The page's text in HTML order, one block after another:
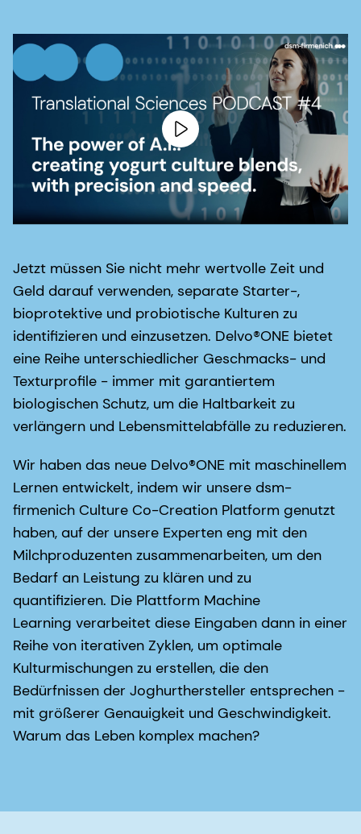
Jetzt müssen Sie nicht mehr wertvolle Zeit und
Geld darauf verwenden, separate Starter-,
bioprotektive und probiotische Kulturen zu
identifizieren und einzusetzen. Delvo®ONE bietet
eine Reihe unterschiedlicher Geschmacks- und
Texturprofile - immer mit garantiertem
biologischen Schutz, um die Haltbarkeit zu
verlängern und Lebensmittelabfälle zu reduzieren.
Wir haben das neue Delvo®ONE mit maschinellem
Lernen entwickelt, indem wir unsere dsm-
firmenich Culture Co-Creation Platform genutzt
haben, auf der unsere Experten eng mit den
Milchproduzenten zusammenarbeiten, um den
Bedarf an Leistung zu klären und zu
quantifizieren. Die Plattform Machine
Learning verarbeitet diese Eingaben dann in einer
Reihe von iterativen Zyklen, um optimale
Kulturmischungen zu erstellen, die den
Bedürfnissen der Joghurthersteller entsprechen -
mit größerer Genauigkeit und Geschwindigkeit.
Warum das Leben komplex machen?